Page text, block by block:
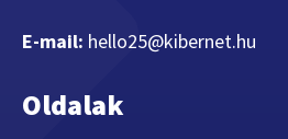
E-mail: hello25@kibernet.hu
Oldalak